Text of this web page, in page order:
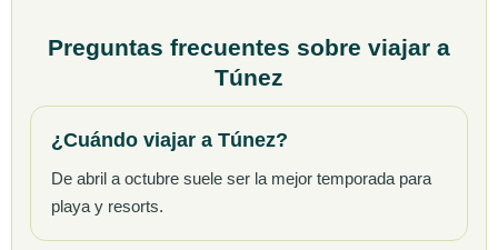
Preguntas frecuentes sobre viajar a
Túnez
¿Cuándo viajar a Túnez?
De abril a octubre suele ser la mejor temporada para
playa y resorts.